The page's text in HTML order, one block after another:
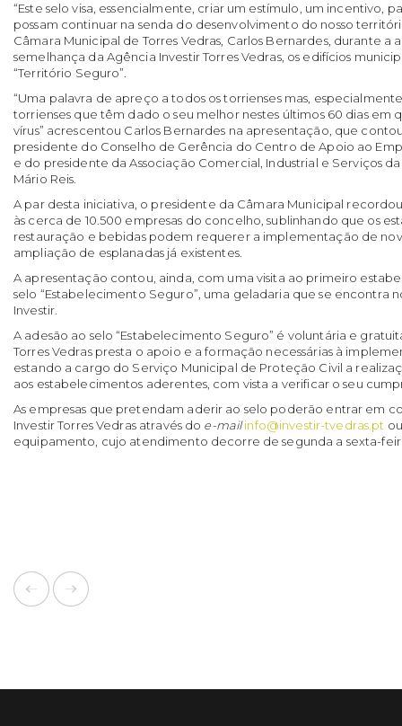
“Este selo visa, essencialmente, criar um estímulo, um incentivo,
possam continuar na senda do desenvolvimento do nosso
Câmara Municipal de Torres Vedras, Carlos Bernardes, durante
semelhança da Agência Investir Torres Vedras, os edifícios
“Território Seguro”.
“Uma palavra de apreço a todos os torrienses mas,
torrienses que têm dado o seu melhor nestes últimos 60 dias em
vírus” acrescentou Carlos Bernardes na apresentação, que
presidente do Conselho de Gerência do Centro de Apoio ao
e do presidente da Associação Comercial, Industrial e Serviços
Mário Reis.
A par desta iniciativa, o presidente da Câmara Municipal
às cerca de 10.500 empresas do concelho, sublinhando que os
restauração e bebidas podem requerer a implementação de
ampliação de esplanadas já existentes.
A apresentação contou, ainda, com uma visita ao primeiro
selo “Estabelecimento Seguro”, uma geladaria que se encontra
Investir.
A adesão ao selo “Estabelecimento Seguro” é voluntária e
Torres Vedras presta o apoio e a formação necessárias à
estando a cargo do Serviço Municipal de Proteção Civil a
aos estabelecimentos aderentes, com vista a verificar o seu
As empresas que pretendam aderir ao selo poderão entrar em
Investir Torres Vedras através do e-mail info@investir-tvedras.pt
equipamento, cujo atendimento decorre de segunda a sexta-